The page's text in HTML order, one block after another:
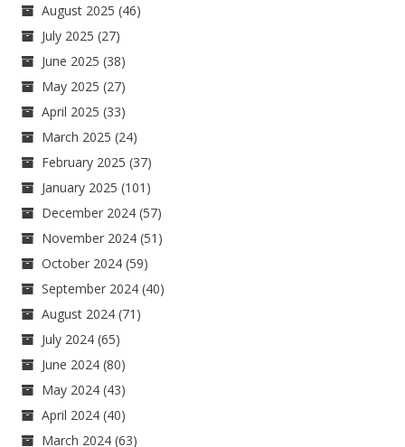
August 2025 (46)
July 2025 (27)
June 2025 (38)
May 2025 (27)
April 2025 (33)
March 2025 (24)
February 2025 (37)
January 2025 (101)
December 2024 (57)
November 2024 (51)
October 2024 (59)
September 2024 (40)
August 2024 (71)
July 2024 (65)
June 2024 (80)
May 2024 (43)
April 2024 (40)
March 2024 (63)